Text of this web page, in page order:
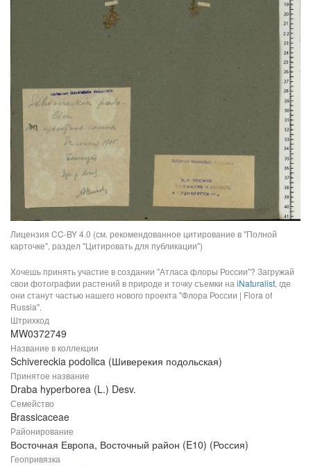
Лицензия CC-BY 4.0 (см. рекомендованное цитирование в "Полной
карточке", раздел "Цитировать для публикации")
Хочешь принять участие в создании "Атласа флоры России"? Загружай
свои фотографии растений в природе и точку съемки на iNaturalist, где
они станут частью нашего нового проекта "Флора России | Flora of
Russia".
Штрихкод
MW0372749
Название в коллекции
Schivereckia podolica (Шиверекия подольская)
Принятое название
Draba hyperborea (L.) Desv.
Семейство
Brassicaceae
Районирование
Восточная Европа, Восточный район (E10) (Россия)
Геопривязка